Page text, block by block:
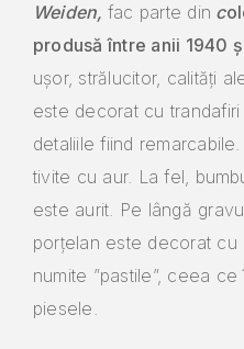
Weiden, fac parte din c
produsă între anii 1940
ușor, strălucitor, calități
este decorat cu
detaliile fiind
tivite cu aur. La fel,
este aurit. Pe lângă
porțelan este decorat cu
numite ”pastile”, ceea
piesele.